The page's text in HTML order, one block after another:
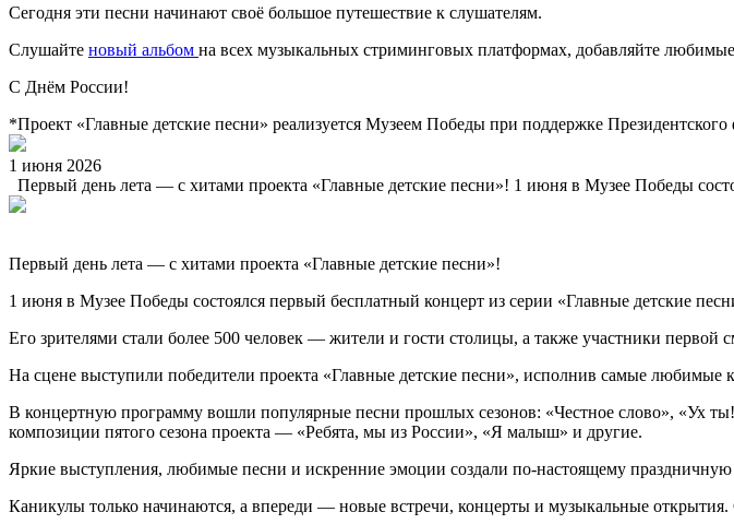
Сегодня эти песни начинают своё большое путешествие к слушателям.
Слушайте новый альбом на всех музыкальных стриминговых платформах, добавляйте
С Днём России!
*Проект «Главные детские песни» реализуется Музеем Победы при поддержке
1 июня 2026
Первый день лета — с хитами проекта «Главные детские песни»! 1 июня в Музее Победы
Первый день лета — с хитами проекта «Главные детские песни»!
1 июня в Музее Победы состоялся первый бесплатный концерт из серии «Главные детские
Его зрителями стали более 500 человек — жители и гости столицы, а также участники первой
На сцене выступили победители проекта «Главные детские песни», исполнив самые любимые
В концертную программу вошли популярные песни прошлых сезонов: «Честное слово», «Ух
композиции пятого сезона проекта — «Ребята, мы из России», «Я малыш» и другие.
Яркие выступления, любимые песни и искренние эмоции создали по-настоящему
Каникулы только начинаются, а впереди — новые встречи, концерты и музыкальные открытия.